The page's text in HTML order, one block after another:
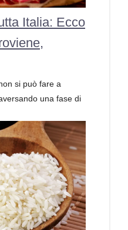
Italia: Ecco
si può fare a
una fase di